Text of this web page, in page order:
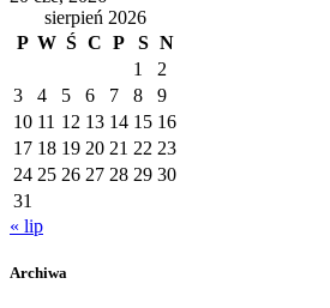
sierpień 2026
P W Ś C P S N
1
2
3
4 5 6 7 8
9
10 11 12 13 14 15 16
17 18 19 20 21 22 23
24 25 26 27 28 29 30
31
« lip
Archiwa